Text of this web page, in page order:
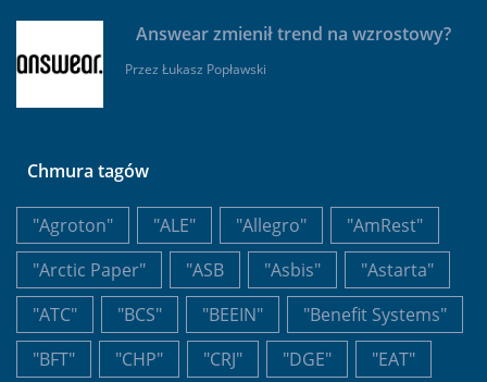
Answear zmienił trend na wzrostowy?
Przez Łukasz Popławski
Chmura tagów
"Agroton" "ALE" "Allegro"
"AmRest"
"Arctic Paper"
"ASB "Asbis"
"Astarta"
"ATC"
"BCS" "BEEIN"
"Benefit Systems"
"BFT"
"CHP" "CRJ" "DGE"
"EAT"